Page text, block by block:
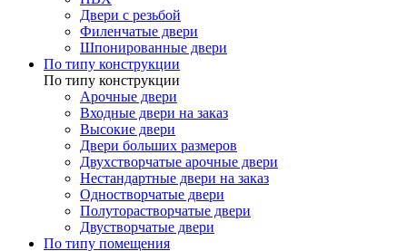
Двери с резьбой
Филенчатые двери
Шпонированные двери
По типу конструкции
По типу конструкции
Арочные двери
Входные двери на заказ
Высокие двери
Двери больших размеров
Двухстворчатые арочные двери
Нестандартные двери на заказ
Одностворчатые двери
Полуторастворчатые двери
Двустворчатые двери
По типу помещения